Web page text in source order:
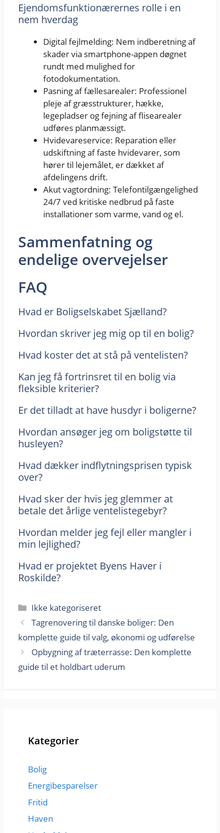
Ejendomsfunktionærernes rolle i en
nem hverdag
Digital fejlmelding: Nem indberetning af
skader via smartphone-appen døgnet
rundt med mulighed for
fotodokumentation.
Pasning af fællesarealer: Professionel
pleje af græsstrukturer, hække,
legepladser og fejning af flisearealer
udføres planmæssigt.
Hvidevareservice: Reparation eller
udskiftning af faste hvidevarer, som
hører til lejemålet, er dækket af
afdelingens drift.
Akut vagtordning: Telefontilgængelighed
24/7 ved kritiske nedbrud på faste
installationer som varme, vand og el.
Sammenfatning og
endelige overvejelser
FAQ
Hvad er Boligselskabet Sjælland?
Hvordan skriver jeg mig op til en bolig?
Hvad koster det at stå på ventelisten?
Kan jeg få fortrinsret til en bolig via
fleksible kriterier?
Er det tilladt at have husdyr i boligerne?
Hvordan ansøger jeg om boligstøtte til
husleyen?
Hvad dækker indflytningsprisen typisk
over?
Hvad sker der hvis jeg glemmer at
betale det årlige ventelistegebyr?
Hvordan melder jeg fejl eller mangler i
min lejlighed?
Hvad er projektet Byens Haver i
Roskilde?
Kategorier
Ikke kategoriseret
Tagrenovering til danske boliger: Den
komplette guide til valg, økonomi og udførelse
Opbygning af træterrasse: Den komplette
guide til et holdbart uderum
Kategorier
Bolig
Energibesparelser
Fritid
Haven